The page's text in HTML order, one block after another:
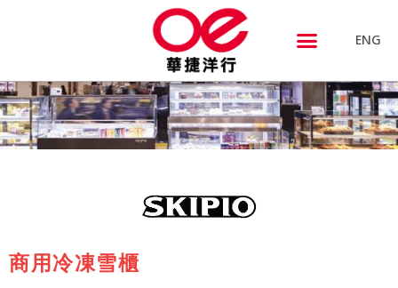
ENG
商用冷凍雪櫃